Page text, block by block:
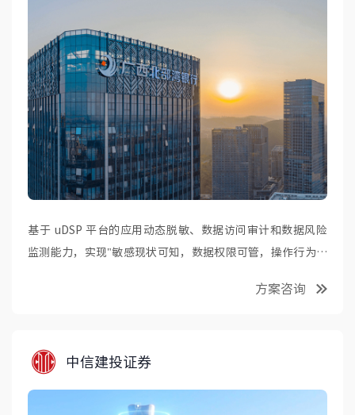
基于 uDSP 平台的应用动态脱敏、数据访问审计和数据风险
监测能力，实现"敏感现状可知，数据权限可管，操作行为可
方案咨询
中信建投证券